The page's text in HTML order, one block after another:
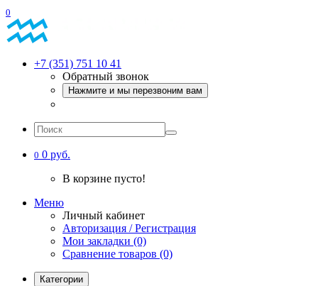
0
+7 (351) 751 10 41
Обратный звонок
Нажмите и мы перезвоним вам
0 0 руб.
В корзине пусто!
Меню
Личный кабинет
Авторизация / Регистрация
Мои закладки (0)
Сравнение товаров (0)
Категории